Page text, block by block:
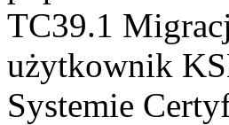
TC39.1
użytkownik
Systemie